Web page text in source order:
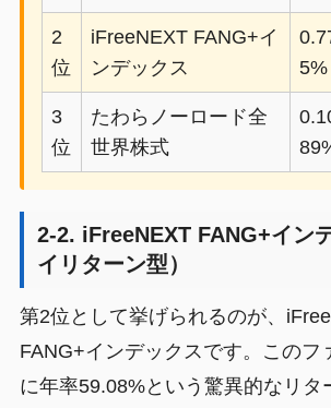
2
位
iFreeNEXT FANG+イ
ンデックス
5%
3
位
たわらノーロード全
世界株式
2-2. iFreeNEXT FANG+イン
イリターン型）
第2位として挙げられるのが、
FANG+インデックスです。このフ
に年率59.08%という驚異的なリタ